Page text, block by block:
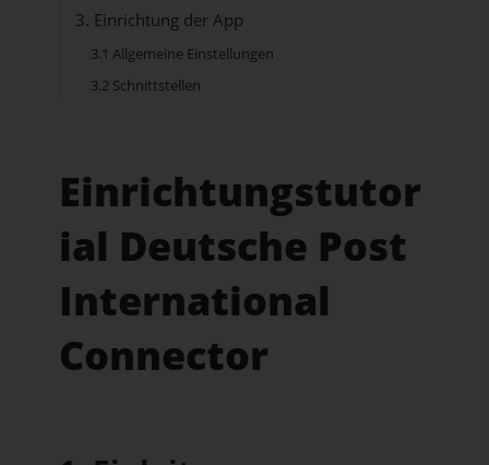
3. Einrichtung der App
3.1 Allgemeine Einstellungen
3.2 Schnittstellen
Einrichtungstutor
ial Deutsche Post
International
Connector